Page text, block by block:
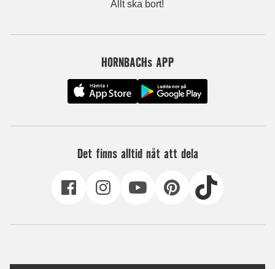
Allt ska bort!
HORNBACHs APP
Det finns alltid nåt att dela